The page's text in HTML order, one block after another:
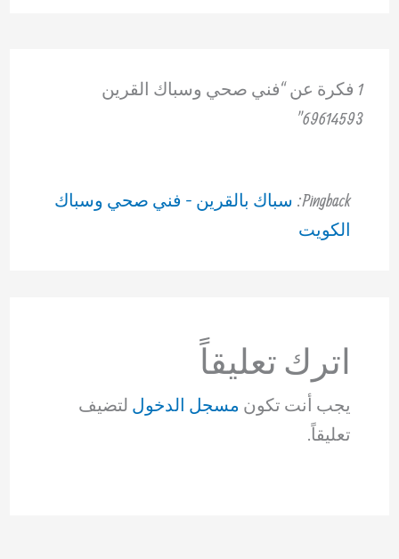
1 فكرة عن “فني صحي وسباك القرين
69614593”
Pingback: سباك بالقرين - فني صحي وسباك
الكويت
اترك تعليقاً
يجب أنت تكون مسجل الدخول لتضيف
تعليقاً.